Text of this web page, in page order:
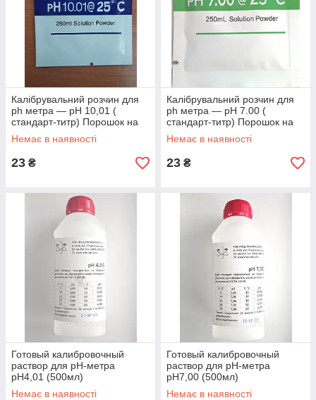
Калібрувальний розчин для
ph метра — pH 10,01 (
стандарт-титр) Порошок на
250 мл
Немає в наявності
23 ₴
Калібрувальний розчин для
ph метра — pH 7.00 (
стандарт-титр) Порошок на
250 мл.
Немає в наявності
23 ₴
Готовый калибровочный
раствор для рН-метра
рН4,01 (500мл)
Немає в наявності
Готовый калибровочный
раствор для рН-метра
рН7,00 (500мл)
Немає в наявності